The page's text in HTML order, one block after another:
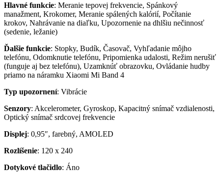
Hlavné funkcie: Meranie tepovej frekvencie, Spánkový
manažment, Krokomer, Meranie spálených kalórií, Počítanie
krokov, Nahrávanie na diaľku, Upozornenie na dhlšiu nečinnosť
(sedenie, ležanie)
Ďalšie funkcie: Stopky, Budík, Časovač, Vyhľadanie môjho
telefónu, Odomknutie telefónu, Pripomienka udalosti, Režim nerušiť
(funguje aj bez telefónu), Uzamknúť obrazovku, Ovládanie hudby
priamo na náramku Xiaomi Mi Band 4
Typ upozornení: Vibrácie
Senzory: Akcelerometer, Gyroskop, Kapacitný snímač vzdialenosti,
Optický snímač srdcovej frekvencie
Displej: 0,95″, farebný, AMOLED
Rozlíšenie: 120 x 240
Dotykové tlačidlo: Áno